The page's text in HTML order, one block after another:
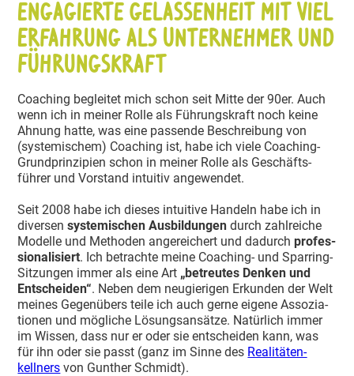
engagierte Gelas­senheit mit viel
Erfahrung als Unter­nehmer und
Führungs­kraft
Coaching begleitet mich schon seit Mitte der 90er. Auch
wenn ich in meiner Rolle als Führungs­kraft noch keine
Ahnung hatte, was eine passende Beschreibung von
(syste­mi­schem) Coaching ist, habe ich viele Coaching-
Grund­prin­zipien schon in meiner Rolle als Geschäfts­
führer und Vorstand intuitiv angewendet.
Seit 2008 habe ich dieses intuitive Handeln habe ich in
diversen syste­mi­schen Ausbil­dungendurch zahlreiche
Modelle und Methoden angerei­chert und dadurchprofes­
sio­na­li­siert. Ich betrachte meine Coaching- und Sparring-
Sitzungen immer als eine Art „betreutes Denken und
Entscheiden“. Neben dem neugie­rigen Erkunden der Welt
meines Gegen­übers teile ich auch gerne eigene Assozia­
tionen und mögliche Lösungs­an­sätze. Natürlich immer
im Wissen, dass nur er oder sie entscheiden kann, was
für ihn oder sie passt (ganz im Sinne des Reali­tä­ten­
kellners von Gunther Schmidt).